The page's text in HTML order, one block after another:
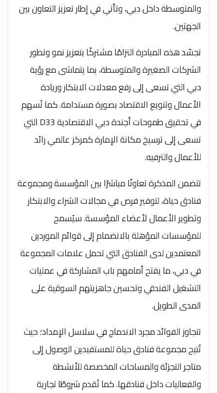
والمتوسطة داخل دبي، وتأتي في إطار تعزيز التعاون بين
الجهتين.
تجسّد هذه المبادرة التزامًا مشتركًا بتعزيز نمو وتطور
الشركات الصغيرة والمتوسطة، بما يتماشى مع رؤية
دبي التي تسعى إلى رفع معدلات الابتكار وريادة
الأعمال وتنويع الاقتصاد بصورة مستدامة. كما تُسهم
في تحقيق طموحات أجندة دبي الاقتصادية D33 التي
تسعى إلى ترسيخ مكانة الإمارة كمركز عالمي رائد
للأعمال والترفيه.
تتضمن المذكرة تعاونًا مباشرًا بين المؤسسة ومجموعة
فنادق حياة، لتوفير فرص في مجالات الشراء والابتكار
وتطوير الأعمال لأعضاء المؤسسة. سيُسمح
للمؤسسات المؤهلة بالانضمام إلى قوائم الموردين
المعتمدين لدى الفنادق التي تحمل علامات المجموعة
في دبي، ما يفتح أمامهم باب المشاركة في عمليات
التشغيل الفندقي وتحسين جاهزيتهم السوقية على
المدى الطويل.
تتجاوز الفوائد مجرد الاندماج في سلاسل الإمداد؛ حيث
تُتيح مجموعة فنادق حياة للمستفيدين الوصول إلى
متاجر التجزئة والمساحات المخصصة للأنشطة
والفعاليات داخل فنادقها. كما تُقدم شروطًا تجارية